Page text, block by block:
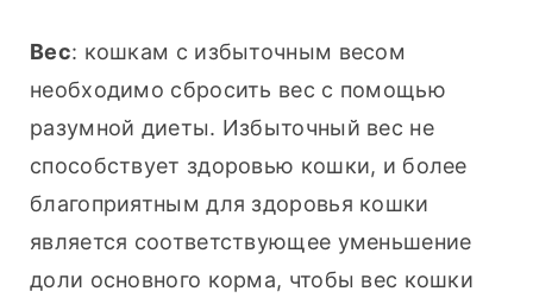
Вес: кошкам с избыточным весом
необходимо сбросить вес с помощью
разумной диеты. Избыточный вес не
способствует здоровью кошки, и более
благоприятным для здоровья кошки
является соответствующее уменьшение
доли основного корма, чтобы вес кошки